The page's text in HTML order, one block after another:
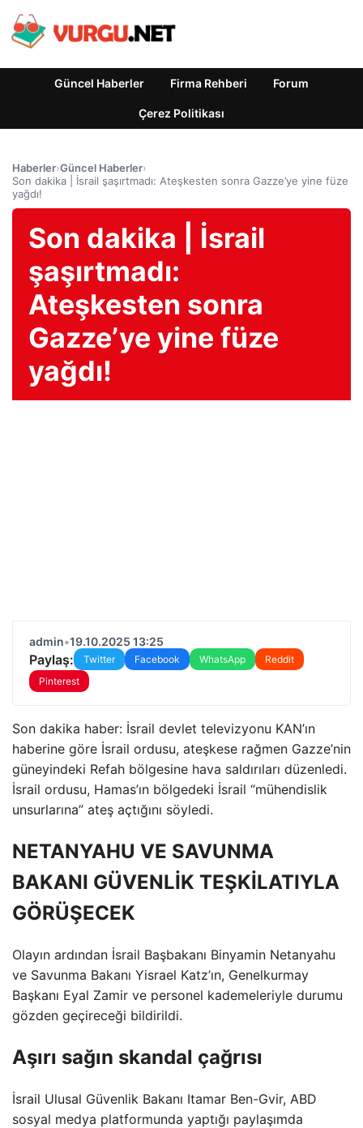
Güncel Haberler Firma Rehberi Forum
Çerez Politikası
Haberler›Güncel Haberler›
Son dakika | İsrail şaşırtmadı: Ateşkesten sonra Gazze’ye yine füze
yağdı!
Son dakika | İsrail
şaşırtmadı:
Ateşkesten sonra
Gazze’ye yine füze
yağdı!
admin•19.10.2025 13:25
Paylaş: Twitter Facebook WhatsApp
Reddit
Pinterest
Son dakika haber: İsrail devlet televizyonu KAN’ın
haberine göre İsrail ordusu, ateşkese rağmen Gazze’nin
güneyindeki Refah bölgesine hava saldırıları düzenledi.
İsrail ordusu, Hamas’ın bölgedeki İsrail “mühendislik
unsurlarına” ateş açtığını söyledi.
NETANYAHU VE SAVUNMA
BAKANI GÜVENLİK TEŞKİLATIYLA
GÖRÜŞECEK
Olayın ardından İsrail Başbakanı Binyamin Netanyahu
ve Savunma Bakanı Yisrael Katz’ın, Genelkurmay
Başkanı Eyal Zamir ve personel kademeleriyle durumu
gözden geçireceği bildirildi.
Aşırı sağın skandal çağrısı
İsrail Ulusal Güvenlik Bakanı Itamar Ben-Gvir, ABD
sosyal medya platformunda yaptığı paylaşımda